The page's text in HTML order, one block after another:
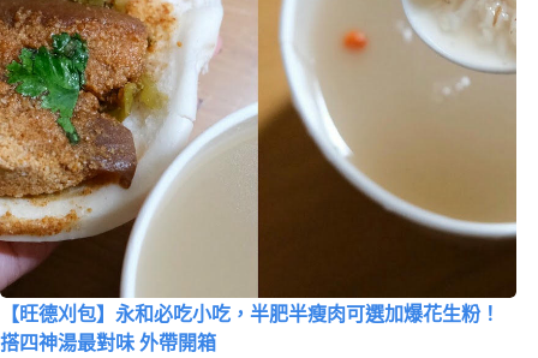
【旺德刈包】永和必吃小吃，半肥半瘦肉可選加爆花生粉！
搭四神湯最對味 外帶開箱